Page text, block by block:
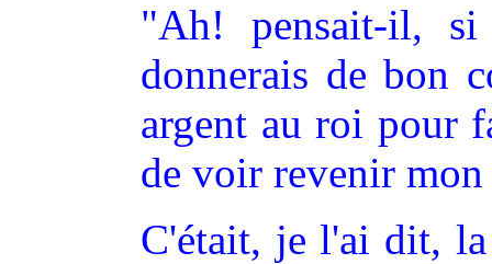
"Ah! pensait-il,
donnerais de bon
argent au roi pour
de voir revenir mon
C'était, je l'ai dit,